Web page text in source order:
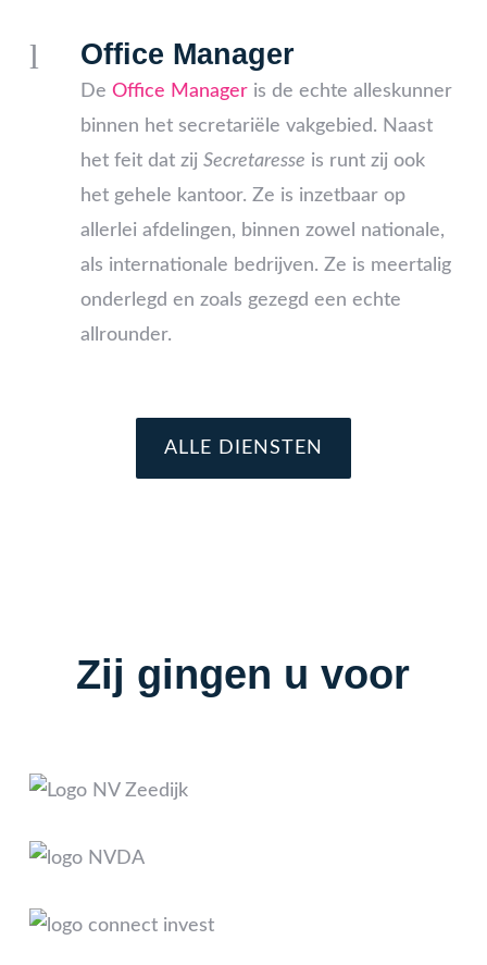
l Office Manager
De Office Manageris de echte alleskunner
binnen het secretariële vakgebied. Naast
het feit dat zij Secretaresse is runt zij ook
het gehele kantoor. Ze is inzetbaar op
allerlei afdelingen, binnen zowel nationale,
als internationale bedrijven. Ze is meertalig
onderlegd en zoals gezegd een echte
allrounder.
ALLE DIENSTEN
Zij gingen u voor